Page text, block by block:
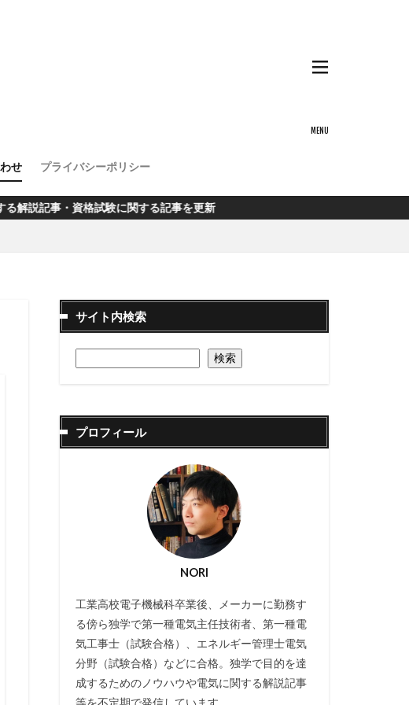
せ プライバシーポリシー
資格試験に関する記事を更新
サイト内検索
検索
プロフィール
NORI
工業高校電子機械科卒業後、メーカーに勤務す
る傍ら独学で第一種電気主任技術者、第一種電
気工事士（試験合格）、エネルギー管理士電気
分野（試験合格）などに合格。独学で目的を達
成するためのノウハウや電気に関する解説記事
等を不定期で発信しています。